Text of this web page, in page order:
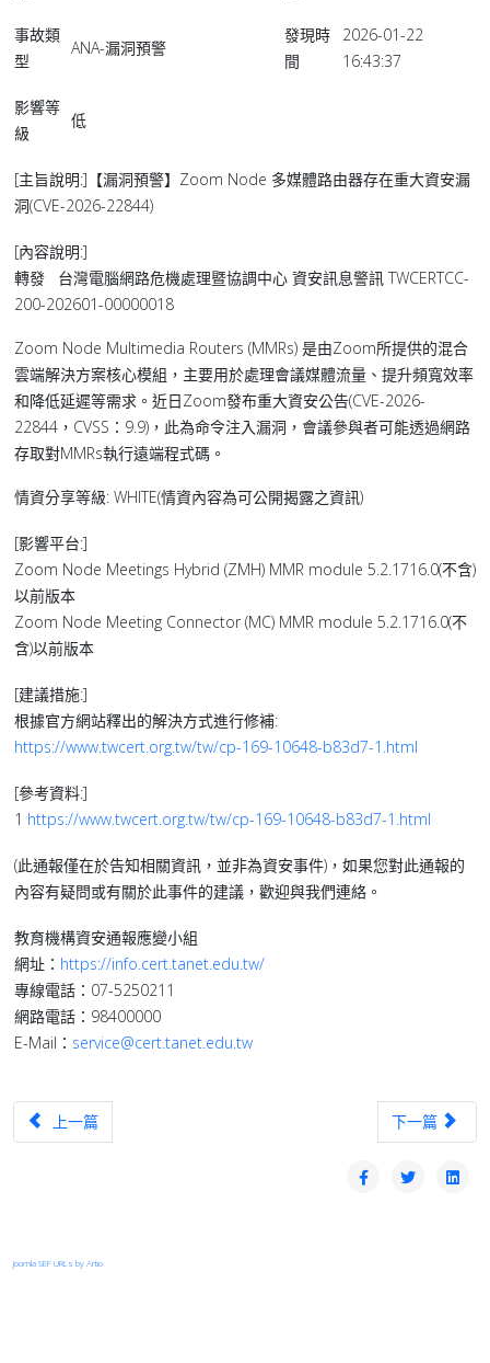
事故類
型
ANA-漏洞預警
發現時
間
2026-01-22
16:43:37
影響等
級
低
[主旨說明:]【漏洞預警】Zoom Node 多媒體路由器存在重大資安漏
洞(CVE-2026-22844)
[內容說明:]
轉發 台灣電腦網路危機處理暨協調中心 資安訊息警訊 TWCERTCC-
200-202601-00000018
Zoom Node Multimedia Routers (MMRs) 是由Zoom所提供的混合
雲端解決方案核心模組，主要用於處理會議媒體流量、提升頻寬效率
和降低延遲等需求。近日Zoom發布重大資安公告(CVE-2026-
22844，CVSS：9.9)，此為命令注入漏洞，會議參與者可能透過網路
存取對MMRs執行遠端程式碼。
情資分享等級: WHITE(情資內容為可公開揭露之資訊)
[影響平台:]
Zoom Node Meetings Hybrid (ZMH) MMR module 5.2.1716.0(不含)
以前版本
Zoom Node Meeting Connector (MC) MMR module 5.2.1716.0(不
含)以前版本
[建議措施:]
根據官方網站釋出的解決方式進行修補:
https://www.twcert.org.tw/tw/cp-169-10648-b83d7-1.html
[參考資料:]
1 https://www.twcert.org.tw/tw/cp-169-10648-b83d7-1.html
(此通報僅在於告知相關資訊，並非為資安事件)，如果您對此通報的
內容有疑問或有關於此事件的建議，歡迎與我們連絡。
教育機構資安通報應變小組
網址： https://info.cert.tanet.edu.tw/
專線電話：07-5250211
網路電話：98400000
E-Mail： service@cert.tanet.edu.tw
上一篇文章：【漏洞預警】Oracle針對旗下多款產品發布重大資安公
上一篇 下一篇文章：
下一篇
Joomla SEF URLs by Artio